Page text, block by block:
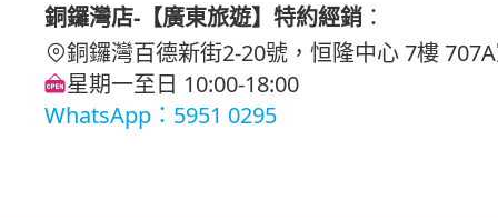
銅鑼灣店-【廣東旅遊】特約經銷 ：
銅鑼灣百德新街2-20號，恒隆中心 7樓
星期一至日 10:00-18:00
WhatsApp：5951 0295